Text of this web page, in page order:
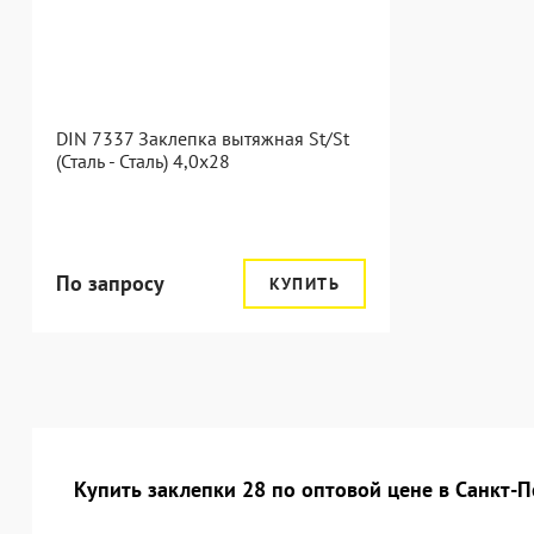
DIN 7337 Заклепка вытяжная St/St
(Сталь - Сталь) 4,0x28
По запросу КУПИТЬ
Купить заклепки 28 по оптовой цене в Санкт-